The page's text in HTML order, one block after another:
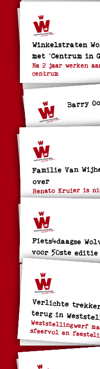
Winkelstraten
met ‘Centrum in
Na 2 jaar werken
centrum
Barry
Familie Van
over
Renato Kruier is
Fiets4daagse
voor 50ste editie
Verlichte trekkertocht brengt kerstsfeer
Weststellingwerf
sfeervol en